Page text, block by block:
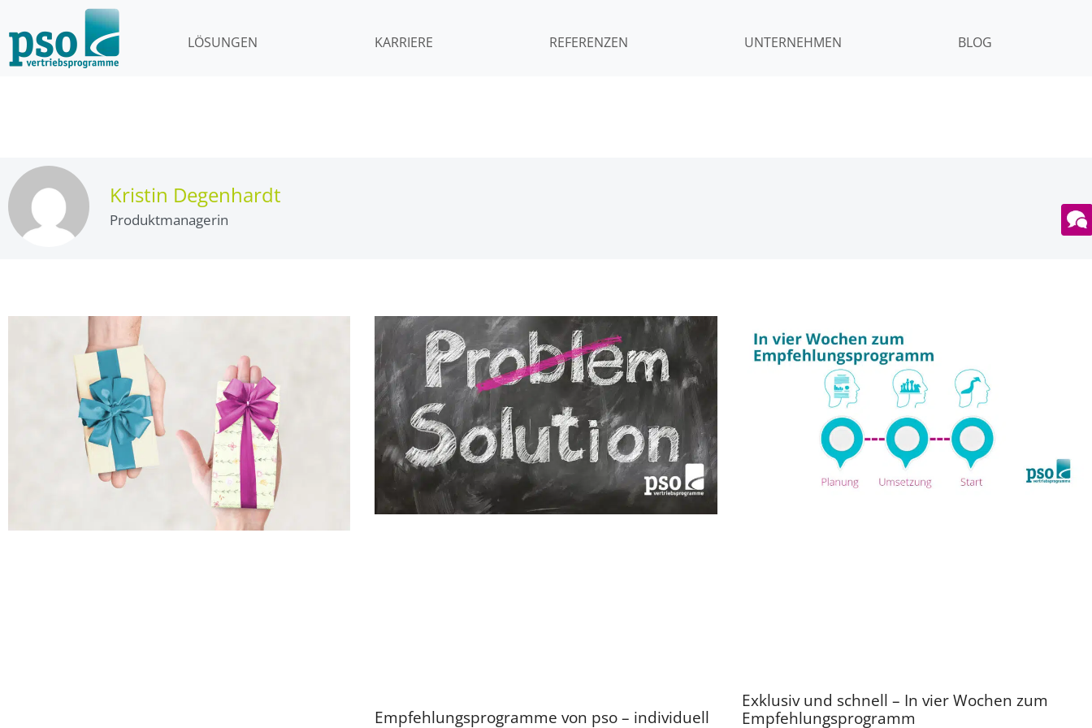
LÖSUNGEN KARRIERE REFERENZEN UNTERNEHMEN BLOG
Kristin Degenhardt
Produktmanagerin
Empfehlungsprogramme von pso – individuell
Exklusiv und schnell – In vier Wochen zum
Empfehlungsprogramm